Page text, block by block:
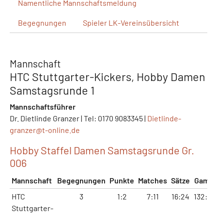
Namentliche Mannschaftsmeldung
Begegnungen Spieler LK-Vereinsübersicht
Mannschaft
HTC Stuttgarter-Kickers, Hobby Damen
Samstagsrunde 1
Mannschaftsführer
Dr. Dietlinde Granzer | Tel: 0170 9083345 | Dietlinde-
granzer@t-online.de
Hobby Staffel Damen Samstagsrunde Gr.
006
Mannschaft Begegnungen Punkte Matches Sätze Games
HTC
Stuttgarter-
3 1:2 7:11 16:24